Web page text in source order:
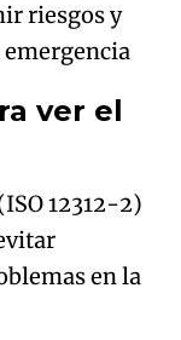
riesgos y
ver el
12312-2)
en la